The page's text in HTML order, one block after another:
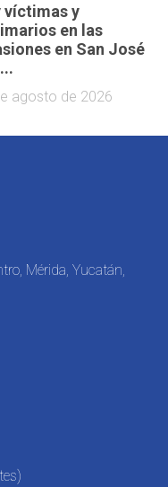
víctimas y
en las
en San José
agosto de 2026
Mérida, Yucatán,